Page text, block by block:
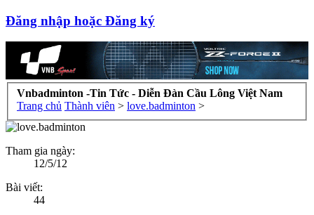
Đăng nhập hoặc Đăng ký
Vnbadminton -Tin Tức - Diễn Đàn Cầu Lông Việt Nam
Trang chủ Thành viên > love.badminton >
Tham gia ngày:
12/5/12
Bài viết:
44